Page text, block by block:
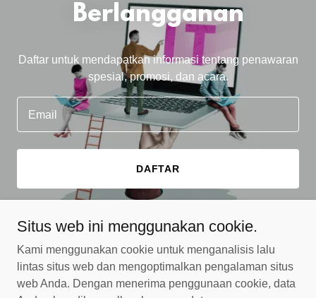
Berlangganan
Daftar untuk mendapatkan informasi tentang penawaran
spesial, promosi, dan acara.
Email
DAFTAR
Folkerie
Situs web ini menggunakan cookie.
Kami menggunakan cookie untuk menganalisis lalu
lintas situs web dan mengoptimalkan pengalaman situs
web Anda. Dengan menerima penggunaan cookie, data